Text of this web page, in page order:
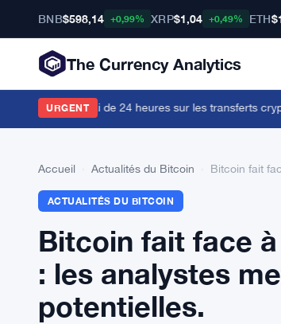
BNB$598,14 +0,99% XRP$1,04 +0,49% ETH
The Currency Analytics
URGENT
un délai de 24 heures sur les transferts crypto
Accueil Actualités du Bitcoin Bitcoin fait
ACTUALITÉS DU BITCOIN
Bitcoin fait face
: les analystes
potentielles.